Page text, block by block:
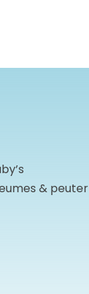
& peuter